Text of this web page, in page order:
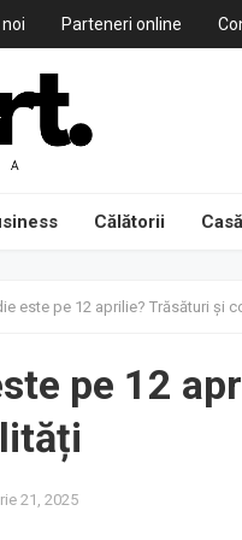
Parteneri online
Călătorii
este pe 12 aprilie? Trăsături și
pe 12
21, 2025